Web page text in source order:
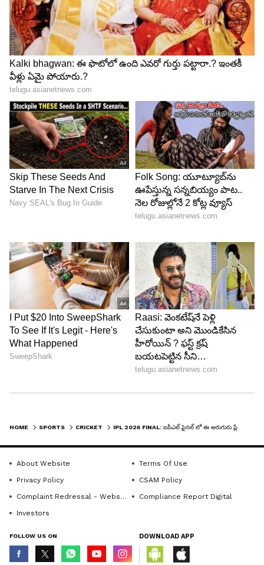
గుజరాత్‌కు చుక్కలే.
3. భువనేశ్వర్ కుమార్:స్వింగ్ సుల్తాన్ భువీ ప్రస్తుతం
పర్పుల్ క్యాప్ రేసులో 15 మ్యాచ్‌ల్లో 26 వికెట్లతో సెకండ్
ప్లేస్‌లో ఉన్నాడు. లాస్ట్ మ్యాచ్‌లోనూ గుజరాత్‌పై 2 వికెట్లు
తీశాడు. అహ్మదాబాద్ పిచ్ ఫస్ట్ 6 ఓవర్లలో భువీకి హెల్ప్
అవ్వొచ్చు. తన స్వింగ్ బౌలింగ్‌తో జీటీ టాప్ ఆర్డర్‌ను
దెబ్బతీయాలని చూస్తున్నాడు.
4
5
Image Credit :ANI
గుజరాత్ టైటాన్స్ ముగ్గురు ధురంధరులు వీళ్లే
సీజన్‌లో 15 మ్యాచ్‌ల్లో 722 రన్స్ (6 హాఫ్ సెంచరీలు)
చేశాడు. రిస్క్ లేని షాట్లు ఆడటంలో గిల్ స్పెషలిస్ట్. కెప్టెన్‌గా
HOME SPORTS CRICKET
About Website
Terms Of Use
Privacy Policy
CSAM Policy
Complaint Redressal - Website
Compliance Report Digital
Investors
FOLLOW US ON DOWNLOAD APP